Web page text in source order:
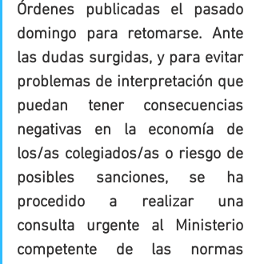
Órdenes publicadas el pasado
domingo para retomarse. Ante
las dudas surgidas, y para evitar
problemas de interpretación que
puedan tener consecuencias
negativas en la economía de
los/as colegiados/as o riesgo de
posibles sanciones, se ha
procedido a realizar una
consulta urgente al Ministerio
competente de las normas